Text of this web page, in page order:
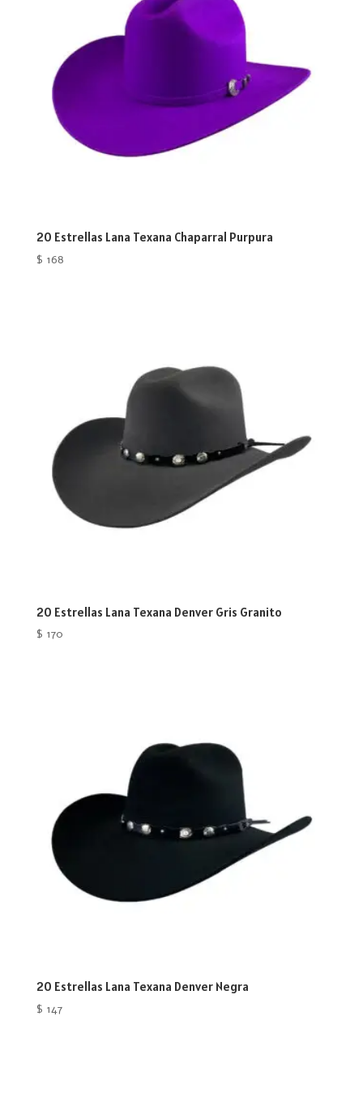
20 Estrellas Lana Texana Chaparral Purpura
$ 168
20 Estrellas Lana Texana Denver Gris Granito
$ 170
20 Estrellas Lana Texana Denver Negra
$ 147